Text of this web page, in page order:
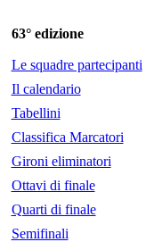
63° edizione
Le squadre partecipanti
Il calendario
Tabellini
Classifica Marcatori
Gironi eliminatori
Ottavi di finale
Quarti di finale
Semifinali